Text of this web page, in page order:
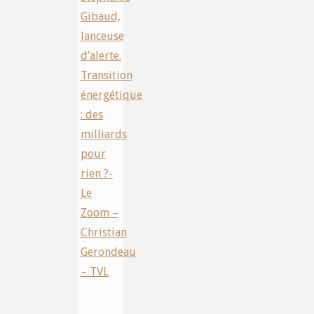
Gibaud,
lanceuse
d’alerte.
Transition
énergétique
: des
milliards
pour
rien ?-
Le
Zoom –
Christian
Gerondeau
– TVL